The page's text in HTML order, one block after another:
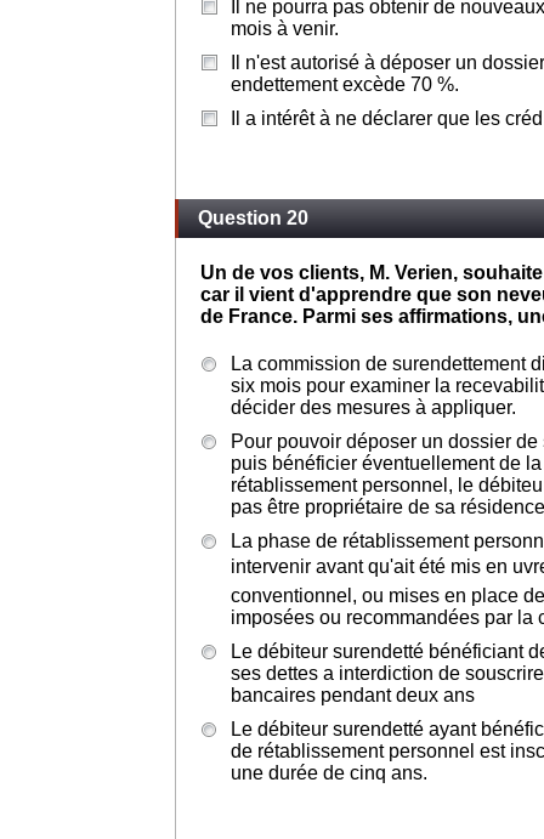
Il ne pourra pas obtenir de
mois à venir.
Il n'est autorisé à déposer un
endettement excède 70 %.
Il a intérêt à ne déclarer que les
Question 20
Un de vos clients, M. Verien,
car il vient d'apprendre que son
de France. Parmi ses affirmations,
La commission de surendettement
six mois pour examiner la
décider des mesures à appliquer.
Pour pouvoir déposer un dossier de
puis bénéficier éventuellement de
rétablissement personnel, le
pas être propriétaire de sa
La phase de rétablissement
intervenir avant qu'ait été mis en
conventionnel, ou mises en place
imposées ou recommandées par la
Le débiteur surendetté bénéficiant
ses dettes a interdiction de
bancaires pendant deux ans
Le débiteur surendetté ayant
de rétablissement personnel est
une durée de cinq ans.